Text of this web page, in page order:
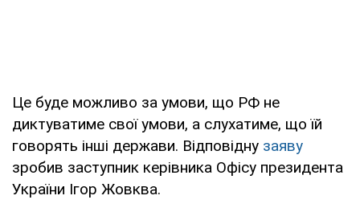
Це буде можливо за умови, що РФ не
диктуватиме свої умови, а слухатиме, що їй
говорять інші держави. Відповідну заяву
зробив заступник керівника Офісу президента
України Ігор Жовква.